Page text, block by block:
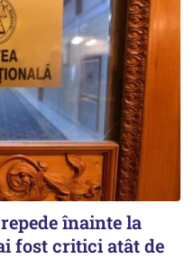
înainte la
fost critici atât de